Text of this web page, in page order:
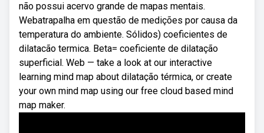
não possui acervo grande de mapas mentais.
Webatrapalha em questão de medições por causa da
temperatura do ambiente. Sólidos) coeficientes de
dilatacão termica. Beta= coeficiente de dilatação
superficial. Web — take a look at our interactive
learning mind map about dilatação térmica, or create
your own mind map using our free cloud based mind
map maker.